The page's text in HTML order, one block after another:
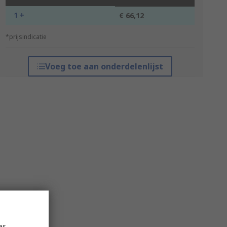
1 + € 66,12
*prijsindicatie
Voeg toe aan onderdelenlijst